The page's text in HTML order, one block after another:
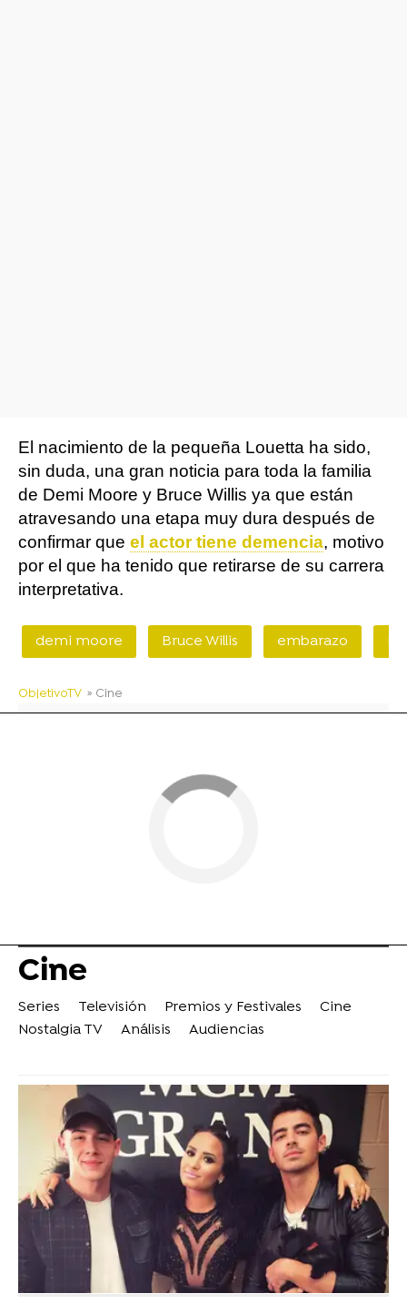
El nacimiento de la pequeña Louetta ha sido,
sin duda, una gran noticia para toda la familia
de Demi Moore y Bruce Willis ya que están
atravesando una etapa muy dura después de
confirmar que el actor tiene demencia, motivo
por el que ha tenido que retirarse de su carrera
interpretativa.
demi moore Bruce Willis embarazo
ObjetivoTV » Cine
Cine
Series Televisión Premios y Festivales
Cine
Nostalgia TV
Análisis Audiencias